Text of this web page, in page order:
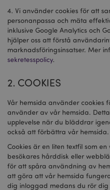
4. Vi använder cookies för att
personanpassa och mäta
inklusive Google Analytics och
hjälper oss att förstå
marknadsföringsinsatser. Mer
sekretesspolicy.
2. COOKIES
Vår hemsida använder cookies
använder av vår hemsida.
upplevelse när du bläddrar
också att förbättra vår hemsida.
Cookies är en liten textfil som
besökares hårddisk eller
för att spåra användning av
att göra att vår hemsida
dig inloggad medans du rör dig